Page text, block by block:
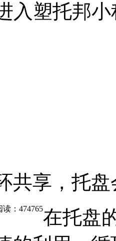
入塑托邦小
共享，托
：474765在托盘